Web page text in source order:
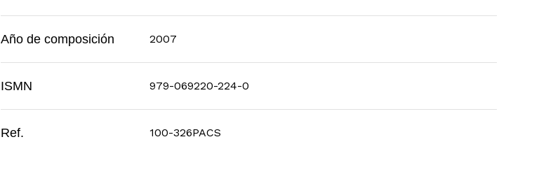
Año de composición 2007
ISMN 979-069220-224-0
Ref. 100-326PACS